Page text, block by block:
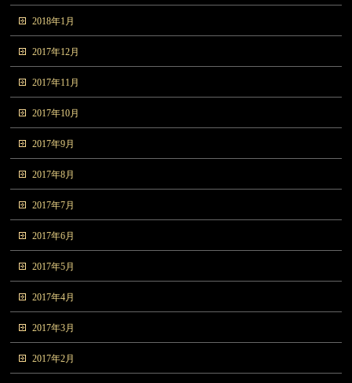
2018年1月
2017年12月
2017年11月
2017年10月
2017年9月
2017年8月
2017年7月
2017年6月
2017年5月
2017年4月
2017年3月
2017年2月